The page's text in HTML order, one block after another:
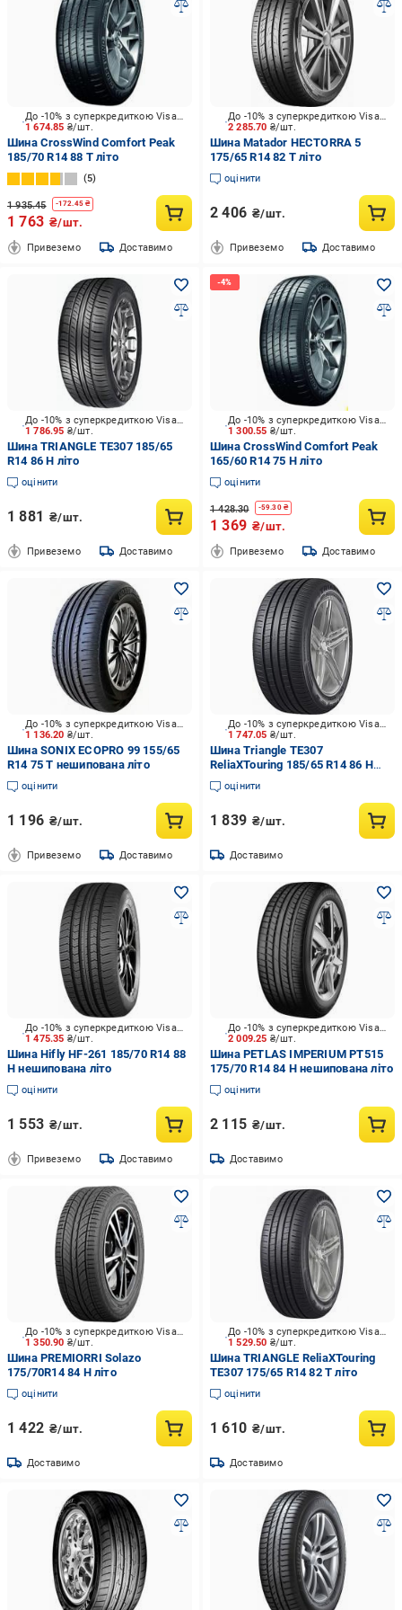
1 674.85 ₴/шт.
До -10% з суперкредиткою Visa Вигода
Шина CrossWind Comfort Peak
185/70 R14 88 T літо
5
1 935.45 -172.45 ₴
1 763 ₴/шт.
Привеземо Доставимо
2 285.70 ₴/шт.
До -10% з суперкредиткою Visa Вигода
Шина Matador HECTORRA 5
175/65 R14 82 T літо
оцінити
2 406 ₴/шт.
Привеземо Доставимо
1 786.95 ₴/шт.
До -10% з суперкредиткою Visa Вигода
Шина TRIАNGLE TE307 185/65
R14 86 H літо
оцінити
1 881 ₴/шт.
Привеземо Доставимо
1 300.55 ₴/шт.
До -10% з суперкредиткою Visa Вигода
Шина CrossWind Comfort Peak
165/60 R14 75 H літо
оцінити
1 428.30 -59.30₴
1 369 ₴/шт.
Привеземо Доставимо
1 136.20 ₴/шт.
До -10% з суперкредиткою Visa Вигода
Шина SONIX ECOPRO 99 155/65
R14 75 T нешипована літо
оцінити
1 196 ₴/шт.
Привеземо Доставимо
1 747.05 ₴/шт.
До -10% з суперкредиткою Visa Вигода
Шина Triangle TE307
ReliaXTouring 185/65 R14 86 H
нешипована літо
оцінити
1 839 ₴/шт.
Доставимо
1 475.35 ₴/шт.
До -10% з суперкредиткою Visa Вигода
Шина Hifly HF-261 185/70 R14 88
H нешипована літо
оцінити
1 553 ₴/шт.
Привеземо Доставимо
2 009.25 ₴/шт.
До -10% з суперкредиткою Visa Вигода
Шина PETLAS IMPERIUM PT515
175/70 R14 84 H нешипована літо
оцінити
2 115 ₴/шт.
Доставимо
1 350.90 ₴/шт.
До -10% з суперкредиткою Visa Вигода
Шина PREMIORRI Solazo
175/70R14 84 H літо
оцінити
1 422 ₴/шт.
Доставимо
1 529.50 ₴/шт.
До -10% з суперкредиткою Visa Вигода
Шина TRIАNGLE ReliaXTouring
TE307 175/65 R14 82 T літо
оцінити
1 610 ₴/шт.
Доставимо